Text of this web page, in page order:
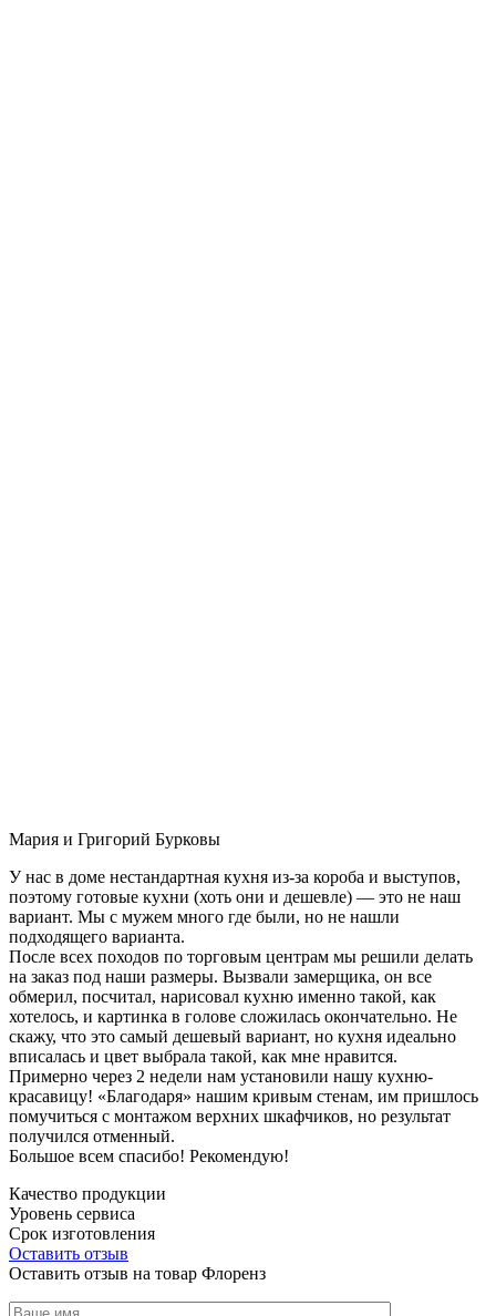
Мария и Григорий Бурковы
У нас в доме нестандартная кухня из-за короба и выступов,
поэтому готовые кухни (хоть они и дешевле) — это не наш
вариант. Мы с мужем много где были, но не нашли
подходящего варианта.
После всех походов по торговым центрам мы решили делать
на заказ под наши размеры. Вызвали замерщика, он все
обмерил, посчитал, нарисовал кухню именно такой, как
хотелось, и картинка в голове сложилась окончательно. Не
скажу, что это самый дешевый вариант, но кухня идеально
вписалась и цвет выбрала такой, как мне нравится.
Примерно через 2 недели нам установили нашу кухню-
красавицу! «Благодаря» нашим кривым стенам, им пришлось
помучиться с монтажом верхних шкафчиков, но результат
получился отменный.
Большое всем спасибо! Рекомендую!
Качество продукции
Уровень сервиса
Срок изготовления
Оставить отзыв
Оставить отзыв на товар Флоренз